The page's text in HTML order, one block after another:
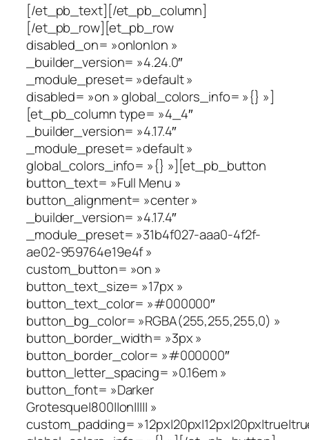
[/et_pb_text][/et_pb_column]
[/et_pb_row][et_pb_row
disabled_on= »on|on|on »
_builder_version= »4.24.0″
_module_preset= »default »
disabled= »on » global_colors_info= »{} »]
[et_pb_column type= »4_4″
_builder_version= »4.17.4″
_module_preset= »default »
global_colors_info= »{} »][et_pb_button
button_text= »Full Menu »
button_alignment= »center »
_builder_version= »4.17.4″
_module_preset= »31b4f027-aaa0-4f2f-
ae02-959764e19e4f »
custom_button= »on »
button_text_size= »17px »
button_text_color= »#000000″
button_bg_color= »RGBA(255,255,255,0) »
button_border_width= »3px »
button_border_color= »#000000″
button_letter_spacing= »0.16em »
button_font= »Darker
Grotesque|800||on||||| »
custom_padding=